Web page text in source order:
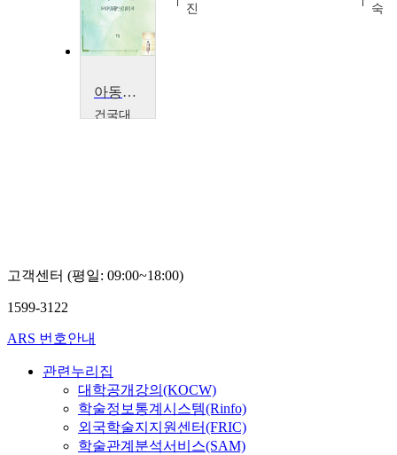
진
숙
아동안전관리
건국대
고객센터 (평일: 09:00~18:00)
1599-3122
ARS 번호안내
관련누리집
대학공개강의(KOCW)
학술정보통계시스템(Rinfo)
외국학술지지원센터(FRIC)
학술관계분석서비스(SAM)